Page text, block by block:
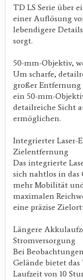
TD LS Serie über
einer Auflösung
lebendigere
sorgt.
50-mm-Objektiv,
Um scharfe,
großer
ein 50-mm-
detailreiche Sicht
ermöglichen.
Integrierter Laser-
Zielentfernung
Das integrierte
sich nahtlos in das
mehr Mobilität
maximalen
eine präzise
Längere
Stromversorgung
Bei
Gelände bietet
Laufzeit von 10